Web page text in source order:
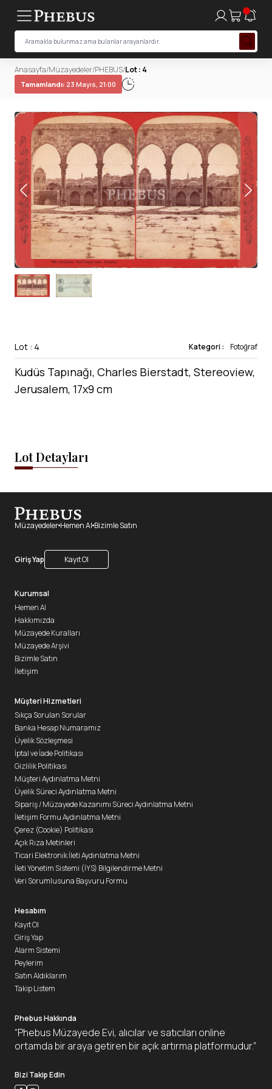
Anasayfa/Müzayedeler/PHEBUS/Lot : 4
Tamamlandı: 23 Mayıs, 21:00
Lot : 4 Kategori : Fotoğraf
Kudüs Tapınağı, Charles Bierstadt, Stereoview,
Jerusalem, 17x9 cm
Lot Detayları
Müzayedeler Hemen Al Bizimle Satın
Giriş Yap Kayıt Ol
Phebus Hakkında
“Phebus Müzayede Evi, alıcılar ve satıcıları online
ortamda bir araya getiren bir açık artırma platformudur.”
Bizi Takip Edin
Kurumsal
Hemen Al
Hakkımızda
Müzayede Kuralları
Müzayede Arşivi
Bizimle Satın
İletişim
Müşteri Hizmetleri
Sıkça Sorulan Sorular
Banka Hesap Numaramız
Üyelik Sözleşmesi
İptal ve İade Politikası
Gizlilik Politikası
Müşteri Aydınlatma Metni
Üyelik Süreci Aydınlatma Metni
Sipariş / Müzayede Kazanımı Süreci Aydınlatma Metni
İletişim Formu Aydınlatma Metni
Çerez (Cookie) Politikası
Açık Rıza Metinleri
Ticari Elektronik İleti Aydınlatma Metni
İleti Yönetim Sistemi (İYS) Bilgilendirme Metni
Veri Sorumlusuna Başvuru Formu
Hesabım
Kayıt Ol
Giriş Yap
Alarm Sistemi
Peylerim
Satın Aldıklarım
Takip Listem